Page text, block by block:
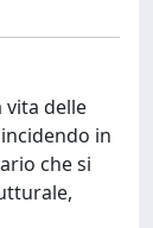
vita delle
in
che si